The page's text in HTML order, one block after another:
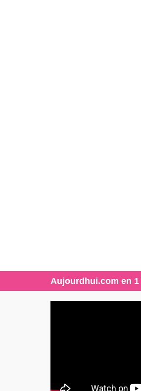
Aujourdhui.com en